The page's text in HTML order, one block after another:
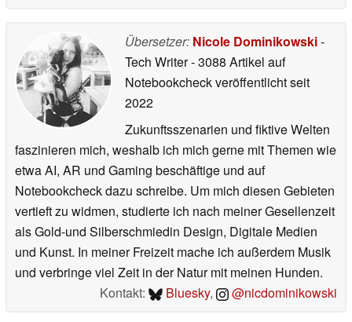
Übersetzer: Nicole Dominikowski-
Tech Writer- 3088 Artikel auf
Notebookcheck veröffentlichtseit
2022
Zukunftsszenarien und fiktive Welten
faszinieren mich, weshalb ich mich gerne mit Themen wie
etwa AI, AR und Gaming beschäftige und auf
Notebookcheck dazu schreibe. Um mich diesen Gebieten
vertieft zu widmen, studierte ich nach meiner Gesellenzeit
als Gold-und Silberschmiedin Design, Digitale Medien
und Kunst. In meiner Freizeit mache ich außerdem Musik
und verbringe viel Zeit in der Natur mit meinen Hunden.
Kontakt:
Bluesky, @nicdominikowski